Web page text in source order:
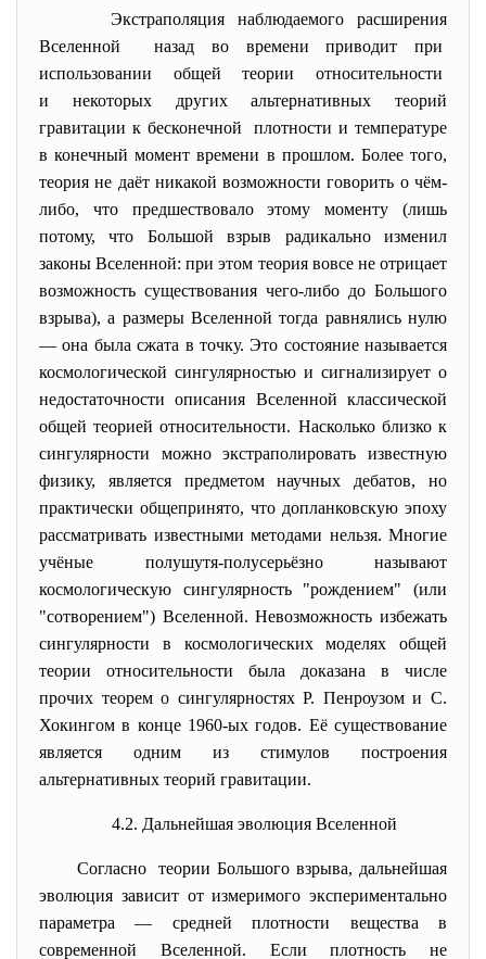
Экстраполяция наблюдаемого расширения
Вселенной назад во времени приводит при
использовании общей теории относительности
и некоторых других альтернативных теорий
гравитации к бесконечной плотности и температуре
в конечный момент времени в прошлом. Более того,
теория не даёт никакой возможности говорить о чём-
либо, что предшествовало этому моменту (лишь
потому, что Большой взрыв радикально изменил
законы Вселенной: при этом теория вовсе не отрицает
возможность существования чего-либо до Большого
взрыва), а размеры Вселенной тогда равнялись нулю
— она была сжата в точку. Это состояние называется
космологической сингулярностью и сигнализирует о
недостаточности описания Вселенной классической
общей теорией относительности. Насколько близко к
сингулярности можно экстраполировать известную
физику, является предметом научных дебатов, но
практически общепринято, что допланковскую эпоху
рассматривать известными методами нельзя. Многие
учёные полушутя-полусерьёзно называют
космологическую сингулярность "рождением" (или
"сотворением") Вселенной. Невозможность избежать
сингулярности в космологических моделях общей
теории относительности была доказана в числе
прочих теорем о сингулярностях Р. Пенроузом и С.
Хокингом в конце 1960-ых годов. Её существование
является одним из стимулов построения
альтернативных теорий гравитации.
4.2. Дальнейшая эволюция Вселенной
Согласно теории Большого взрыва, дальнейшая
эволюция зависит от измеримого экспериментально
параметра — средней плотности вещества в
современной Вселенной. Если плотность не